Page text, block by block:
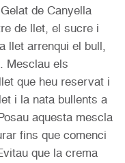
de Canyella
de llet, el sucre i
llet arrenqui el bull,
Mesclau els
que heu reservat i
i la nata bullents a
aquesta mescla
fins que comenci
que la crema